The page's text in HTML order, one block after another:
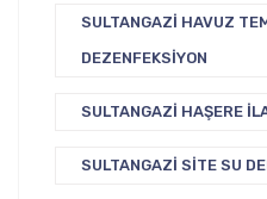
SULTANGAZI HAVUZ
DEZENFEKSIYON
SULTANGAZI HAŞERE
SULTANGAZI SITE SU